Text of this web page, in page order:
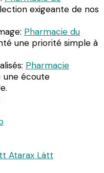
exigeante de nos
Pharmacie du
une priorité simple à
Pharmacie
une écoute
Atarax Lätt